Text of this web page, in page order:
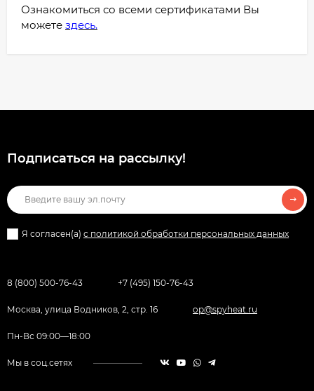
Ознакомиться со всеми сертификатами Вы
можете здесь.
Подписаться на рассылкy!
Я согласен(a) с политикой обработки персональных данных
8 (800) 500-76-43 +7 (495) 150-76-43
Москва, улица Водников, 2, стр. 16 op@spyheat.ru
Пн-Вс 09:00—18:00
Мы в соц.сетях